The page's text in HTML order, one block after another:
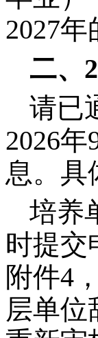
2027
二、
请已
2026
息。具
培养
时提交
附件4
层单位